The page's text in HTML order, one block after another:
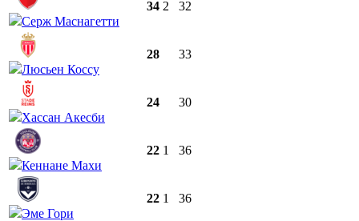
Серж Маснагетти
34 2 32
Люсьен Коссу
28 33
Хассан Акесби
24 30
Кеннане Махи
22 1 36
Эме Гори
22 1 36